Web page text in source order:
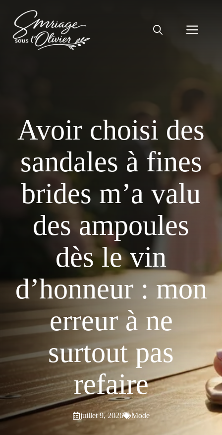
contenu
Avoir choisi des
sandales à fines
brides m’a valu
des ampoules
dès le vin
d’honneur : mon
erreur à ne
surtout pas
refaire
juillet 9, 2026 Mode